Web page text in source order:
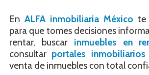
En ALFA inmobiliaria México te
para que tomes decisiones
rentar, buscar inmuebles en
consultar portales inmobiliarios
venta de inmuebles con total